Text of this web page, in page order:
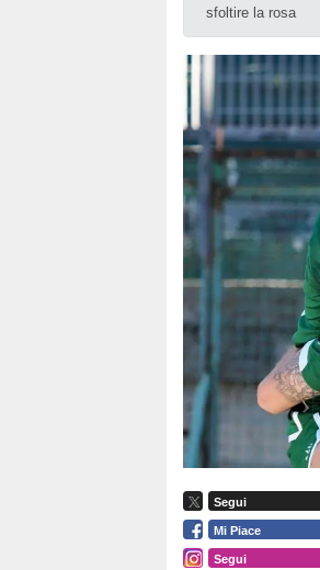
sfoltire la rosa
Segui
Mi Piace
Segui